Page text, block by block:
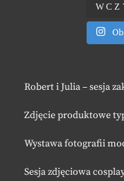
Robert i Julia – sesja
Zdjęcie produktowe
Wystawa fotografii
Sesja zdjęciowa